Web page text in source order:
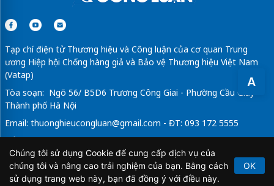
A
Tạp chí điện tử Thương hiệu và Công luận của cơ quan Trung
ương Hiệp hội Chống hàng giả và Bảo vệ Thương hiệu Việt Nam
(Vatap)
Tòa soạn: Ngõ 56/ B5D6 Trương Công Giai - Phường Cầu Giấy -
Thành phố Hà Nội
Email: thuonghieucongluan@gmail.com - ĐT: 093 172 5555
Tổng Biên Tập: Vũ Đức Thuận
Giấy phép hoạt động báo chí điện tử số 64/GP-BTTTT do Bộ
Thông tin và Truyền thông cấp ngày 21/2/2020.
Chúng tôi sử dụng Cookie để cung cấp dịch vụ của
chúng tôi và nâng cao trải nghiệm của bạn. Bằng cách
sử dụng trang web này, bạn đã đồng ý với điều này.
OK